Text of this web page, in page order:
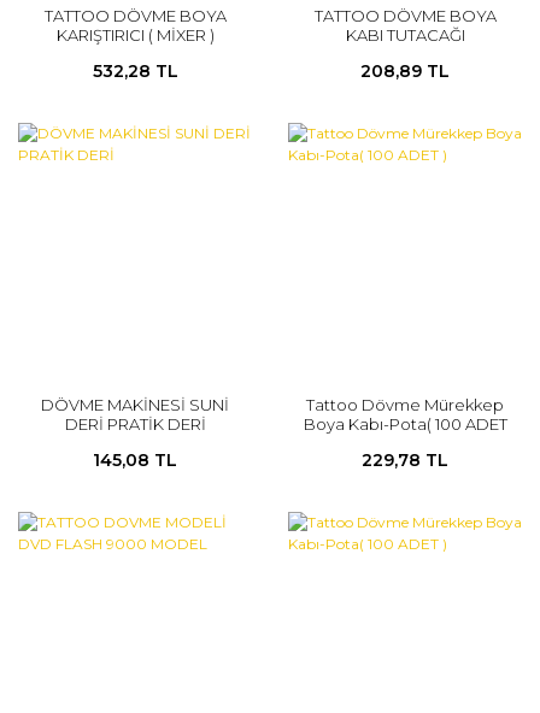
TATTOO DÖVME BOYA
KARIŞTIRICI ( MİXER )
532,28 TL
TATTOO DÖVME BOYA
KABI TUTACAĞI
208,89 TL
DÖVME MAKİNESİ SUNİ
DERİ PRATİK DERİ
145,08 TL
Tattoo Dövme Mürekkep
Boya Kabı-Pota( 100 ADET
229,78 TL